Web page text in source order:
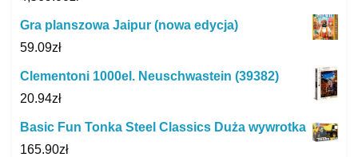
Gra planszowa Jaipur (nowa edycja)
59.09zł
Clementoni 1000el. Neuschwastein (39382)
20.94zł
Basic Fun Tonka Steel Classics Duża wywrotka
165.90zł